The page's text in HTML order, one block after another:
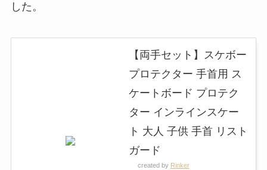
した。
【両手セット】スケボー
プロテクター 手首用 ス
ケートボード プロテク
ター インラインスケー
ト 大人 子供 手首 リスト
ガード
created by Rinker